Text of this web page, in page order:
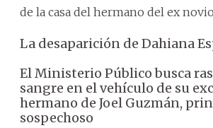
de la casa del hermano del ex
La desaparición de Dahiana
El Ministerio Público busca
sangre en el vehículo de su
hermano de Joel Guzmán,
sospechoso